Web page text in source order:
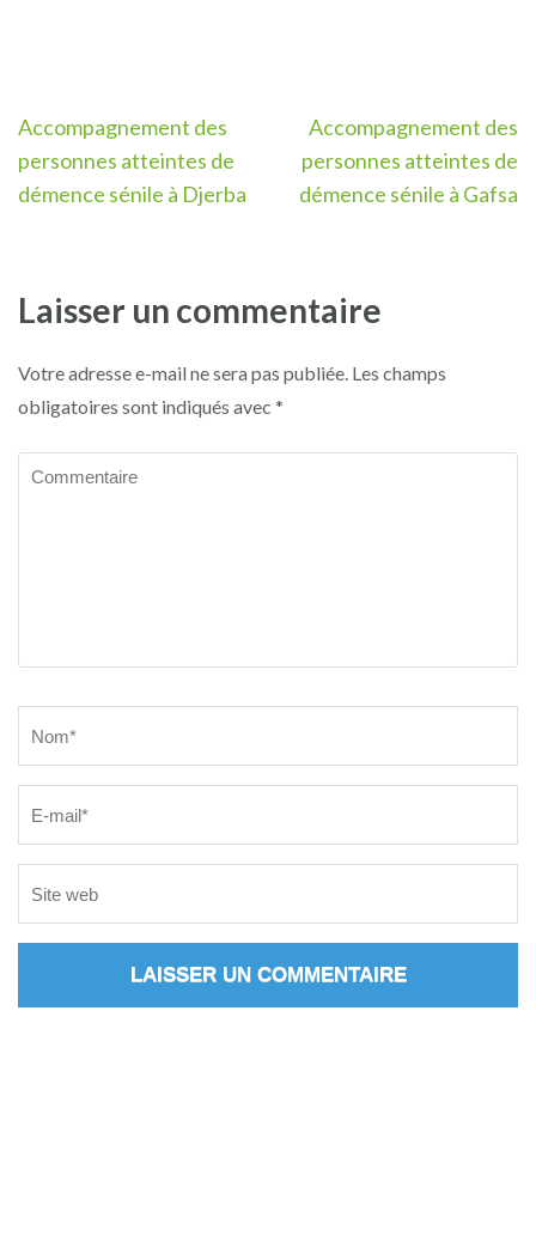
Navigation
de
l’article
Accompagnement des
personnes atteintes de
démence sénile à Djerba
Accompagnement des
personnes atteintes de
démence sénile à Gafsa
Laisser un commentaire
Votre adresse e-mail ne sera pas publiée. Les champs
obligatoires sont indiqués avec *
Commentaire